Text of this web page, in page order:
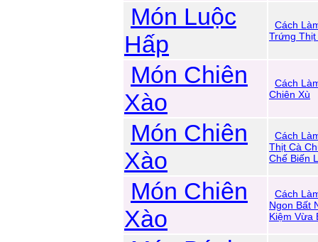
Món Luộc
Hấp
Cách
Trứng
Món Chiên
Xào
Cách
Chiên Xù
Món Chiên
Xào
Cách
Thịt Cà
Chế Biến
Món Chiên
Xào
Cách
Ngon Bất
Kiệm Vừa